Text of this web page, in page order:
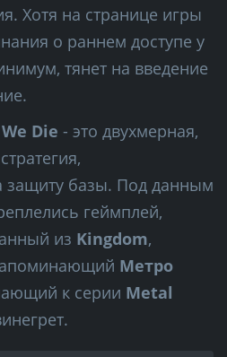
Хотя на странице игры
о раннем доступе у
тянет на введение
Die - это двухмерная,
защиту базы. Под данным
геймплей,
из Kingdom,
Метро
к серии Metal